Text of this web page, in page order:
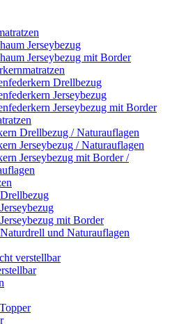
Jerseybezug
Jerseybezug mit Border
Drellbezug
Jerseybezug
Jerseybezug mit Border
Drellbezug / Naturauflagen
Jerseybezug / Naturauflagen
Jerseybezug mit Border /
mit Border
und Naturauflagen
verstellbar